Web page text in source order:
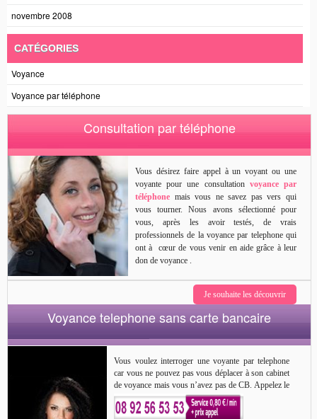
novembre 2008
CATÉGORIES
Voyance
Voyance par téléphone
Consultation par téléphone
Vous désirez faire appel à un voyant ou une
voyante pour une consultation voyance par
téléphone mais vous ne savez pas vers qui
vous tourner. Nous avons sélectionné pour
vous, après les avoir testés, de vrais
professionnels de la voyance par telephone qui
ont à cœur de vous venir en aide grâce à leur
don de voyance .
Je souhaite les découvrir
Voyance telephone sans carte bancaire
Vous voulez interroger une voyante par telephone
car vous ne pouvez pas vous déplacer à son cabinet
de voyance mais vous n’avez pas de CB. Appelez le